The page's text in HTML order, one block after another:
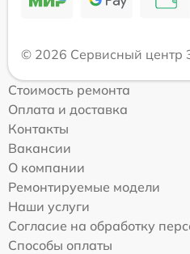
© 2026 Сервисный центр
Стоимость ремонта
Оплата и доставка
Контакты
Вакансии
О компании
Ремонтируемые модели
Наши услуги
Согласие на обработку
Способы оплаты